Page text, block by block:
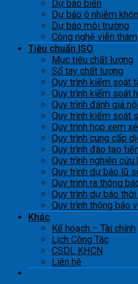
Dự báo biển
Dự báo ô nhiễm
Dự báo môi trường
Công nghệ viễn thám
Tiêu chuẩn ISO
Mục tiêu chất lượng
Sổ tay chất lượng
Quy trình kiểm soát
Quy trình kiểm soát
Quy trình đánh giá
Quy trình kiểm soát
Quy trình họp xem
Quy trình cung cấp
Quy trình đào tạo
Quy trình nghiên cứu
Quy trình dự báo lũ
Quy trình ra thông
Quy trình dự báo
Quy trình thông báo
Khác
Kế hoạch – Tài chính
Lịch Công Tác
CSDL KHCN
Liên hệ